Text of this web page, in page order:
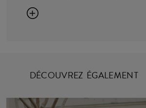
DÉCOUVREZ ÉGALEMENT